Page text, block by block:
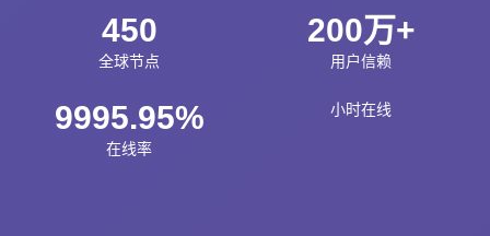
450
全球节点
200万+
用户信赖
9995.95%
在线率
小时在线